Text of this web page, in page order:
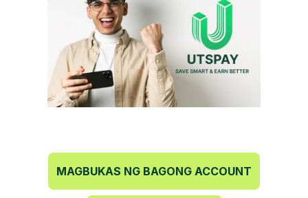
MAGBUKAS NG BAGONG ACCOUNT